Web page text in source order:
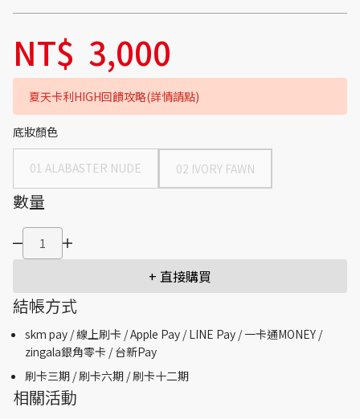
NT$ 3,000
夏天卡利HIGH回饋攻略(詳情請點)
底妝顏色
01 ALABASTER NUDE 02 IVORY FAWN
數量
+ 直接購買
結帳方式
skm pay /線上刷卡 / Apple Pay /LINE Pay / 一卡通MONEY /
zingala銀角零卡 /台新Pay
刷卡三期 /刷卡六期 /刷卡十二期
相關活動